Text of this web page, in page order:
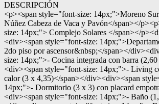
DESCRIPCIÓN
<p><span style="font-size: 14px;">Moreno
Núñez Cabeza de Vaca y Pavón</span></
size: 14px;"> Complejo Solares </span></
<div><span style="font-size:
2do piso por ascensor&nbsp;</span></
size: 14px;">- Cocina integrada con barra
<div><span style="font-size: 14px;">- Living
calor (3 x 4,35)</span></div><div><span
14px;">- Dormitorio (3 x 3) con placard
<div><span style="font-size: 14px;">- Baño